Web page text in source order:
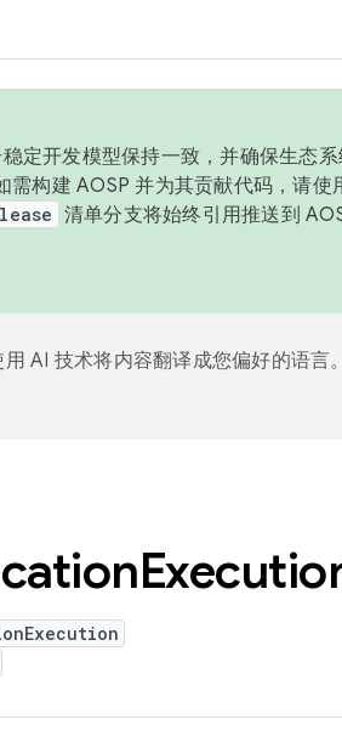
定开发模型保持一致，并确保生态
需构建 AOSP 并为其贡献代码，请使
清单分支将始终引用推送到
AI 技术将内容翻译成您偏好的语言